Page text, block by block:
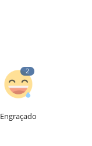
2
Engraçado